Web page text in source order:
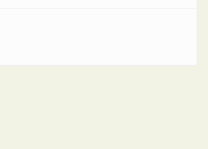
Un referente de la industria nacional en el